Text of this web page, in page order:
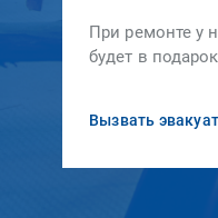
При ремонте у
будет в подарок
Вызвать